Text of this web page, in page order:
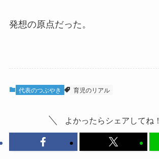
発想の原点だった。
代表のつぶやき 育児のリアル
よかったらシェアしてね！